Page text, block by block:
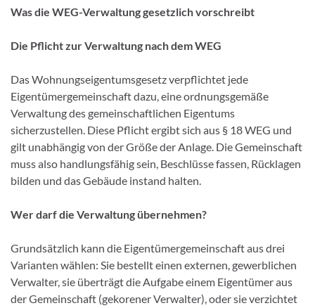
Was die WEG-Verwaltung gesetzlich vorschreibt
Die Pflicht zur Verwaltung nach dem WEG
Das Wohnungseigentumsgesetz verpflichtet jede
Eigentümergemeinschaft dazu, eine ordnungsgemäße
Verwaltung des gemeinschaftlichen Eigentums
sicherzustellen. Diese Pflicht ergibt sich aus § 18 WEG und
gilt unabhängig von der Größe der Anlage. Die Gemeinschaft
muss also handlungsfähig sein, Beschlüsse fassen, Rücklagen
bilden und das Gebäude instand halten.
Wer darf die Verwaltung übernehmen?
Grundsätzlich kann die Eigentümergemeinschaft aus drei
Varianten wählen: Sie bestellt einen externen, gewerblichen
Verwalter, sie überträgt die Aufgabe einem Eigentümer aus
der Gemeinschaft (gekorener Verwalter), oder sie verzichtet